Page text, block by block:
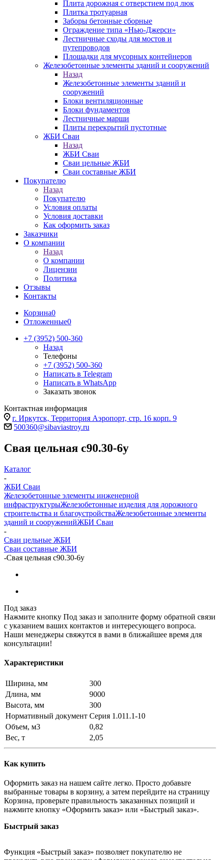
Плита дорожная с отверстием под люк
Плитка тротуарная
Заборы бетонные сборные
Ограждение типа «Нью-Джерси»
Лестничные сходы для мостов и
путепроводов
Площадки для мусорных контейнеров
Железобетонные элементы зданий и сооружений
Назад
Железобетонные элементы зданий и
сооружений
Блоки вентиляционные
Блоки фундаментов
Лестничные марши
Плиты перекрытий пустотные
ЖБИ Сваи
Назад
ЖБИ Сваи
Сваи цельные ЖБИ
Сваи составные ЖБИ
Покупателю
Назад
Покупателю
Условия оплаты
Условия доставки
Как оформить заказ
Заказчики
О компании
Назад
О компании
Лицензии
Политика
Отзывы
Контакты
Корзина0
Отложенные0
+7 (3952) 500-360
Назад
Телефоны
+7 (3952) 500-360
Написать в Telegram
Написать в WhatsApp
Заказать звонок
Контактная информация
г. Иркутск, Территория Аэропорт, стр. 16 корп. 9
500360@sibaviastroy.ru
Свая цельная с90.30-6у
Каталог
-
ЖБИ Сваи
Железобетонные элементы инженерной
инфраструктурыЖелезобетонные изделия для дорожного
строительства и благоустройстваЖелезобетонные элементы
зданий и сооруженийЖБИ Сваи
-
Сваи цельные ЖБИ
Сваи составные ЖБИ
-Свая цельная с90.30-6у
Под заказ
Нажмите кнопку Под заказ и заполните форму обратной связи
с указанием ваших контактов и интересующего вопроса.
Наши менеджеры свяжутся в вами в ближайшее время для
консультации!
Характеристики
Ширина, мм
300
Длина, мм
9000
Высота, мм
300
Нормативный документ Серия 1.011.1-10
Объем, м3
0,82
Вес, т
2,05
Как купить
Оформить заказ на нашем сайте легко. Просто добавьте
выбранные товары в корзину, а затем перейдите на страницу
Корзина, проверьте правильность заказанных позиций и
нажмите кнопку «Оформить заказ» или «Быстрый заказ».
Быстрый заказ
Функция «Быстрый заказ» позволяет покупателю не